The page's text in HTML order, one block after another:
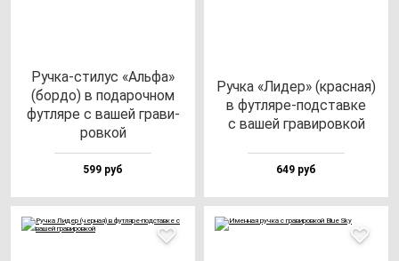
Руч­ка-сти­лус «Аль­фа»
(бор­до) в по­да­роч­ном
фут­ля­ре с ва­шей гра­ви­
ров­кой
599 руб
Руч­ка «Лидер» (крас­ная)
в фут­ля­ре-под­став­ке
с ва­шей гра­ви­ров­кой
649 руб